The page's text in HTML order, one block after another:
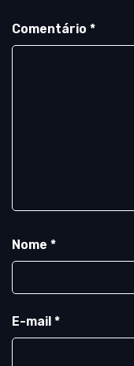
Comentário *
Nome *
E-mail *